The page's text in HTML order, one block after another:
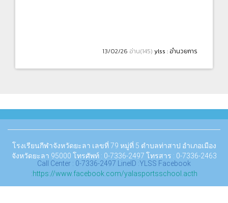
13/02/26 อ่าน(145) ylss : อำนวยการ
โรงเรียนกีฬาจังหวัดยะลา เลขที่ 79 หมู่ที่ 5 ตำบลท่าสาป อำเภอเมือง
จังหวัดยะลา 95000 โทรศัพท์ : 0-7336-2497 โทรสาร : 0-7336-2463
Call Center : 0-7336-2497 LineID :YLSS Facebook
:https://www.facebook.com/yalasportsschool.acth